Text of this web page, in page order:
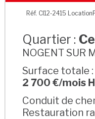
Réf. CI12-2415
Quartier :
NOGENT SUR
Surface totale :
2 700 €/mois
Conduit de
Restauration